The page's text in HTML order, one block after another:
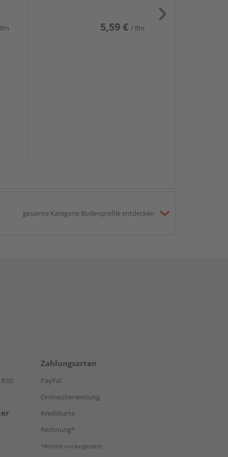
5,59 € / lfm
gesamte Kategorie Bodenprofile entdecken
Zahlungsarten
PayPal
Onlineüberweisung
Kreditkarte
Rechnung*
*Bonität vorausgesetzt